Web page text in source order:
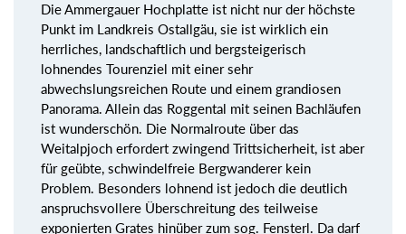
Die Ammergauer Hochplatte ist nicht nur der höchste
Punkt im Landkreis Ostallgäu, sie ist wirklich ein
herrliches, landschaftlich und bergsteigerisch
lohnendes Tourenziel mit einer sehr
abwechslungsreichen Route und einem grandiosen
Panorama. Allein das Roggental mit seinen Bachläufen
ist wunderschön. Die Normalroute über das
Weitalpjoch erfordert zwingend Trittsicherheit, ist aber
für geübte, schwindelfreie Bergwanderer kein
Problem. Besonders lohnend ist jedoch die deutlich
anspruchsvollere Überschreitung des teilweise
exponierten Grates hinüber zum sog. Fensterl. Da darf